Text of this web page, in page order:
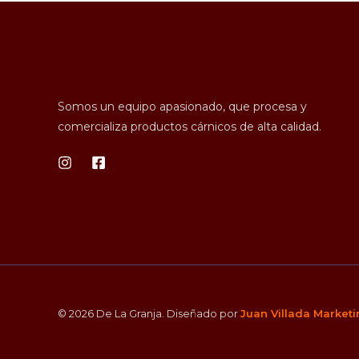
Somos un equipo apasionado, que procesa y
comercializa productos cárnicos de alta calidad.
© 2026 De La Granja. Diseñado porJuan Villada